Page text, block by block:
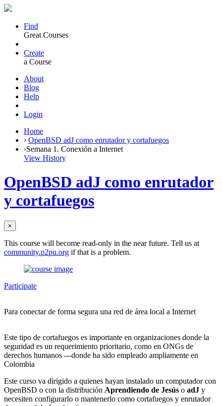
Find
Great Courses
Create
a Course
About
Blog
Help
Login
Home
› OpenBSD adJ como enrutador y cortafuegos
›Semana 1. Conexión a Internet
View History
OpenBSD adJ como enrutador
y cortafuegos
×
This course will become read-only in the near future. Tell us at
community.p2pu.org if that is a problem.
Participate
Para conectar de forma segura una red de área local a Internet
Este tipo de cortafuegos es importante en organizaciones donde la
seguridad es un requerimiento prioritario, como en ONGs de
derechos humanos ---donde ha sido empleado ampliamente en
Colombia
Este curso va dirigido a quienes hayan instalado un computador con
OpenBSD o con la distribución Aprendiendo de Jesús o adJ y
necesiten configurarlo o mantenerlo como cortafuegos y enrutador